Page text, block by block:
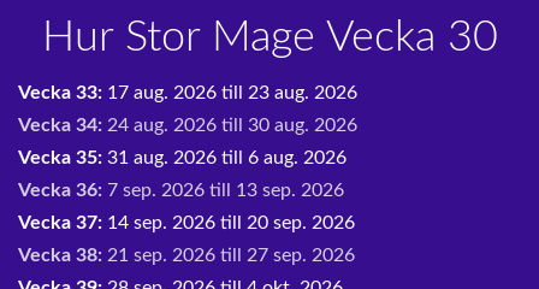
Hur Stor Mage Vecka 30
Vecka 33: 17 aug. 2026 till 23 aug. 2026
Vecka 34: 24 aug. 2026 till 30 aug. 2026
Vecka 35: 31 aug. 2026 till 6 aug. 2026
Vecka 36: 7 sep. 2026 till 13 sep. 2026
Vecka 37: 14 sep. 2026 till 20 sep. 2026
Vecka 38: 21 sep. 2026 till 27 sep. 2026